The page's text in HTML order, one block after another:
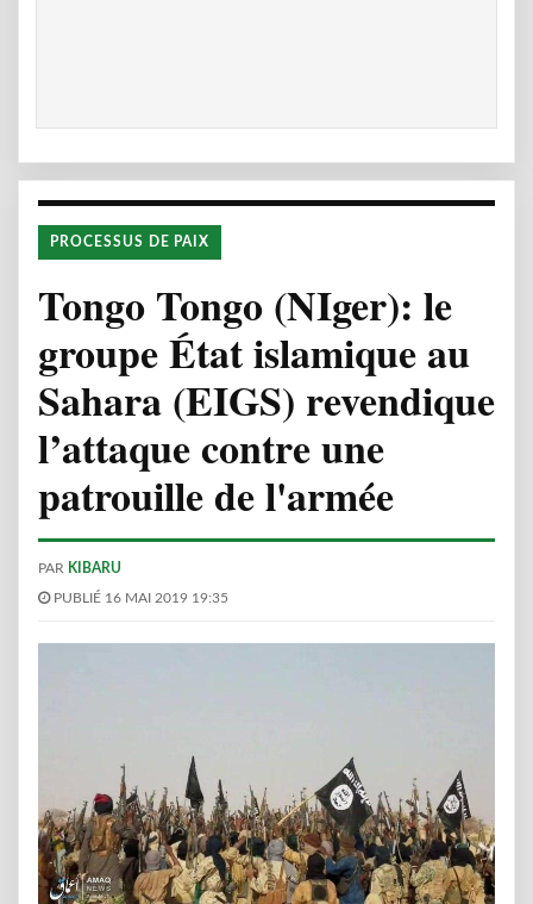
PROCESSUS DE PAIX
Tongo Tongo (NIger): le
groupe État islamique au
Sahara (EIGS) revendique
l’attaque contre une
patrouille de l'armée
PAR KIBARU
PUBLIÉ 16 MAI 2019 19:35